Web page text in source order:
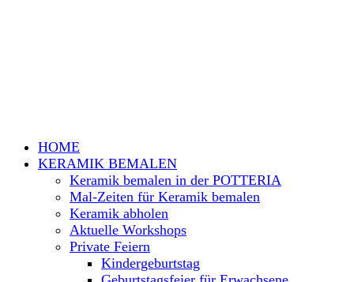
HOME
KERAMIK BEMALEN
Keramik bemalen in der POTTERIA
Mal-Zeiten für Keramik bemalen
Keramik abholen
Aktuelle Workshops
Private Feiern
Kindergeburtstag